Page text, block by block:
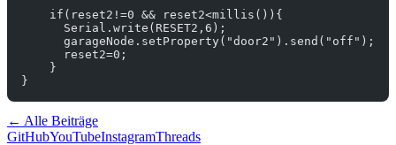
    if(reset2!=0 && reset2<millis()){
      Serial.write(RESET2,6);
      garageNode.setProperty("door2").send("off");
      reset2=0;
    }
}
← Alle Beiträge
GitHubYouTubeInstagramThreads